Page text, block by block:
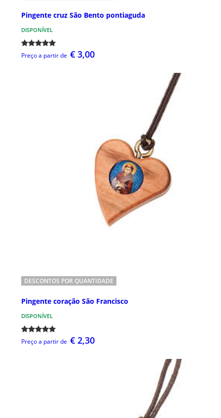
Pingente cruz São Bento pontiaguda
DISPONÍVEL
Preço a partir de € 3,00
DESCONTOS POR QUANTIDADE
Pingente coração São Francisco
DISPONÍVEL
Preço a partir de € 2,30